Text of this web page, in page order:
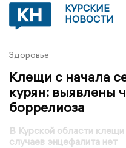
КУРСКИЕ
НОВОСТИ
Здоровье
Клещи с начала
курян: выявлены
боррелиоза
В Курской области
случаев энцефалита нет